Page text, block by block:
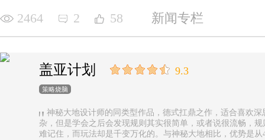
2464 2 58 新闻专栏
盖亚计划 9.3
策略烧脑
神秘大地设计师的同类型作品，德式扛鼎之作，适合喜欢
杂，但是学会之后会发现规则其实很简单，或者说很流畅，
难记住，而玩法却是千变万化的。与神秘大地相比，优势是